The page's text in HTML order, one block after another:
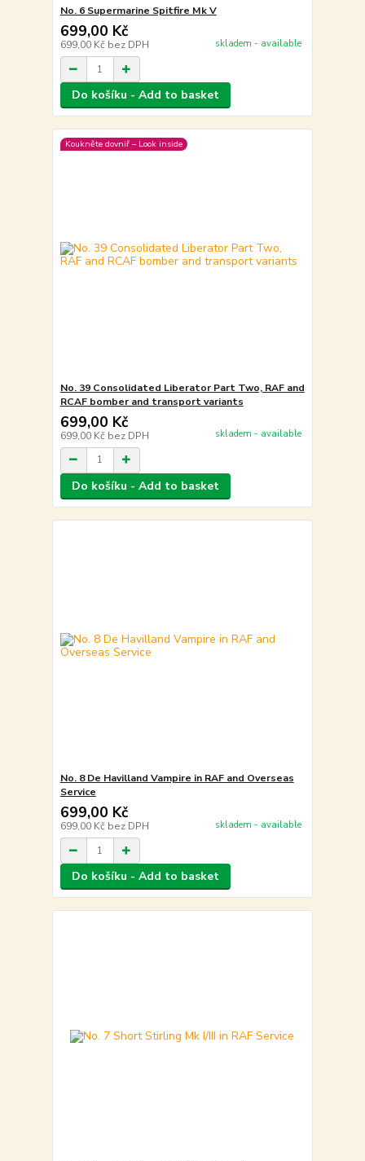
No. 6 Supermarine Spitfire Mk V
699,00 Kč
699,00 Kč bez DPH skladem - available
Do košíku - Add to basket
Koukněte dovniř – Look inside
No. 39 Consolidated Liberator Part Two, RAF and
RCAF bomber and transport variants
699,00 Kč
699,00 Kč bez DPH skladem - available
Do košíku - Add to basket
No. 8 De Havilland Vampire in RAF and Overseas
Service
699,00 Kč
699,00 Kč bez DPH skladem - available
Do košíku - Add to basket